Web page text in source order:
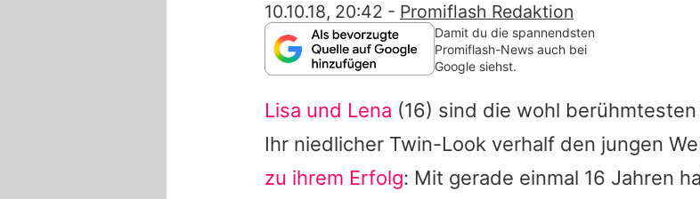
10.10.18, 20:42 - Promiflash Redaktion
Damit du die spannendsten
Promiflash-News auch bei
Google siehst.
Lisa und Lena (16) sind die wohl
Ihr niedlicher Twin-Look verhalf den jungen
zu ihrem Erfolg: Mit gerade einmal 16 Jahren